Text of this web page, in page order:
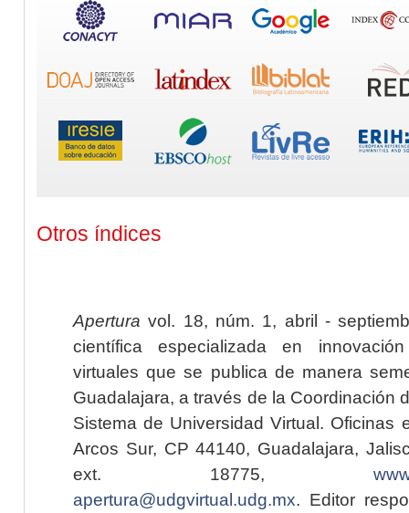
Otros índices
Apertura vol. 18, núm. 1, abril -
científica especializada en
virtuales que se publica de manera
Guadalajara, a través de la Coordinación
Sistema de Universidad Virtual. Oficinas
Arcos Sur, CP 44140, Guadalajara,
ext. 18775,
apertura@udgvirtual.udg.mx. Editor